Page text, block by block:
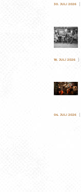
30. JULI 2026
18. JULI 2026
04. JULI 2026